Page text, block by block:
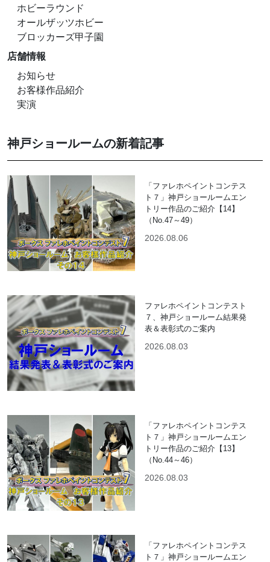
ホビーラウンド
オールザッツホビー
ブロッカーズ甲子園
店舗情報
お知らせ
お客様作品紹介
実演
神戸ショールームの新着記事
「ファレホペイントコンテス
ト７」神戸ショールームエン
トリー作品のご紹介【14】
（No.47～49）
2026.08.06
ファレホペイントコンテスト
７、神戸ショールーム結果発
表＆表彰式のご案内
2026.08.03
「ファレホペイントコンテス
ト７」神戸ショールームエン
トリー作品のご紹介【13】
（No.44～46）
2026.08.03
「ファレホペイントコンテス
ト７」神戸ショールームエン